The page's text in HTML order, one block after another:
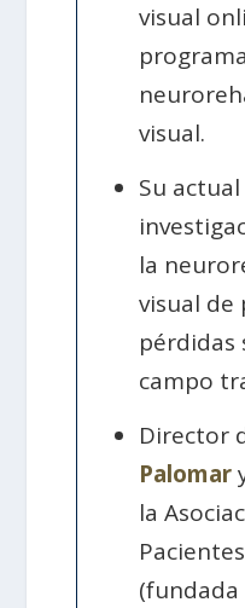
visual
visual.
Su
la
visual de
pérdidas
campo
Director
Palomar
la
(fundada